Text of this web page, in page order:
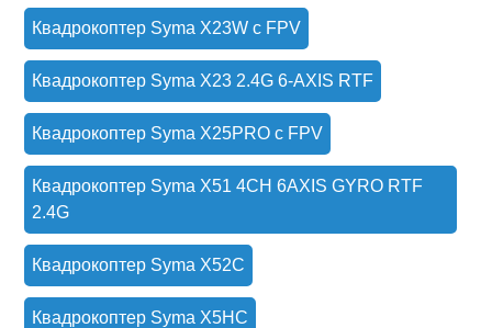
Квадрокоптер Syma X23W с FPV
Квадрокоптер Syma X23 2.4G 6-AXIS RTF
Квадрокоптер Syma X25PRO с FPV
Квадрокоптер Syma X51 4CH 6AXIS GYRO RTF
2.4G
Квадрокоптер Syma X52C
Квадрокоптер Syma X5HC